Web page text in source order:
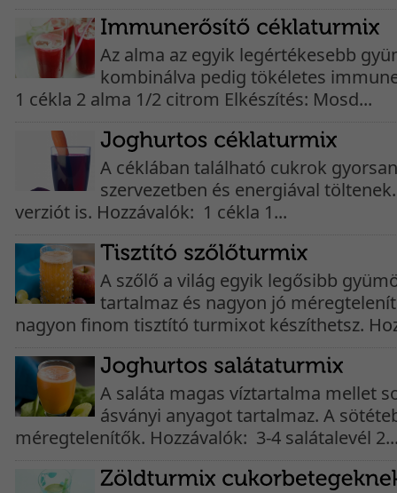
Az alma az egyik legértékesebb
kombinálva pedig tökéletes
1 cékla 2 alma 1/2 citrom Elkészítés: Mosd...
A céklában található cukrok
szervezetben és energiával
verziót is. Hozzávalók: 1 cékla 1...
A szőlő a világ egyik legősibb
tartalmaz és nagyon jó
nagyon finom tisztító turmixot készíthetsz.
A saláta magas víztartalma mellet
ásványi anyagot tartalmaz. A
méregtelenítők. Hozzávalók: 3-4 salátalevél